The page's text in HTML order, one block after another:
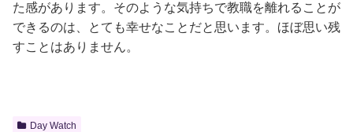
た感があります。そのような気持ちで教職を離れることが
できるのは、とても幸せなことだと思います。ほぼ思い残
すことはありません。
Day Watch